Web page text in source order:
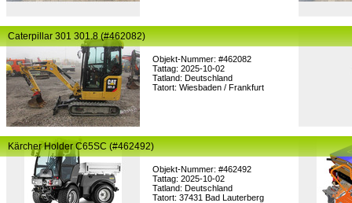
Objekt-Nummer: #462082
Tattag: 2025-10-02
Tatland: Deutschland
Tatort: Wiesbaden / Frankfurt
Caterpillar 301 301.8 (#462082)
Objekt-Nummer: #462492
Tattag: 2025-10-02
Tatland: Deutschland
Tatort: 37431 Bad Lauterberg
Kärcher Holder C65SC (#462492)